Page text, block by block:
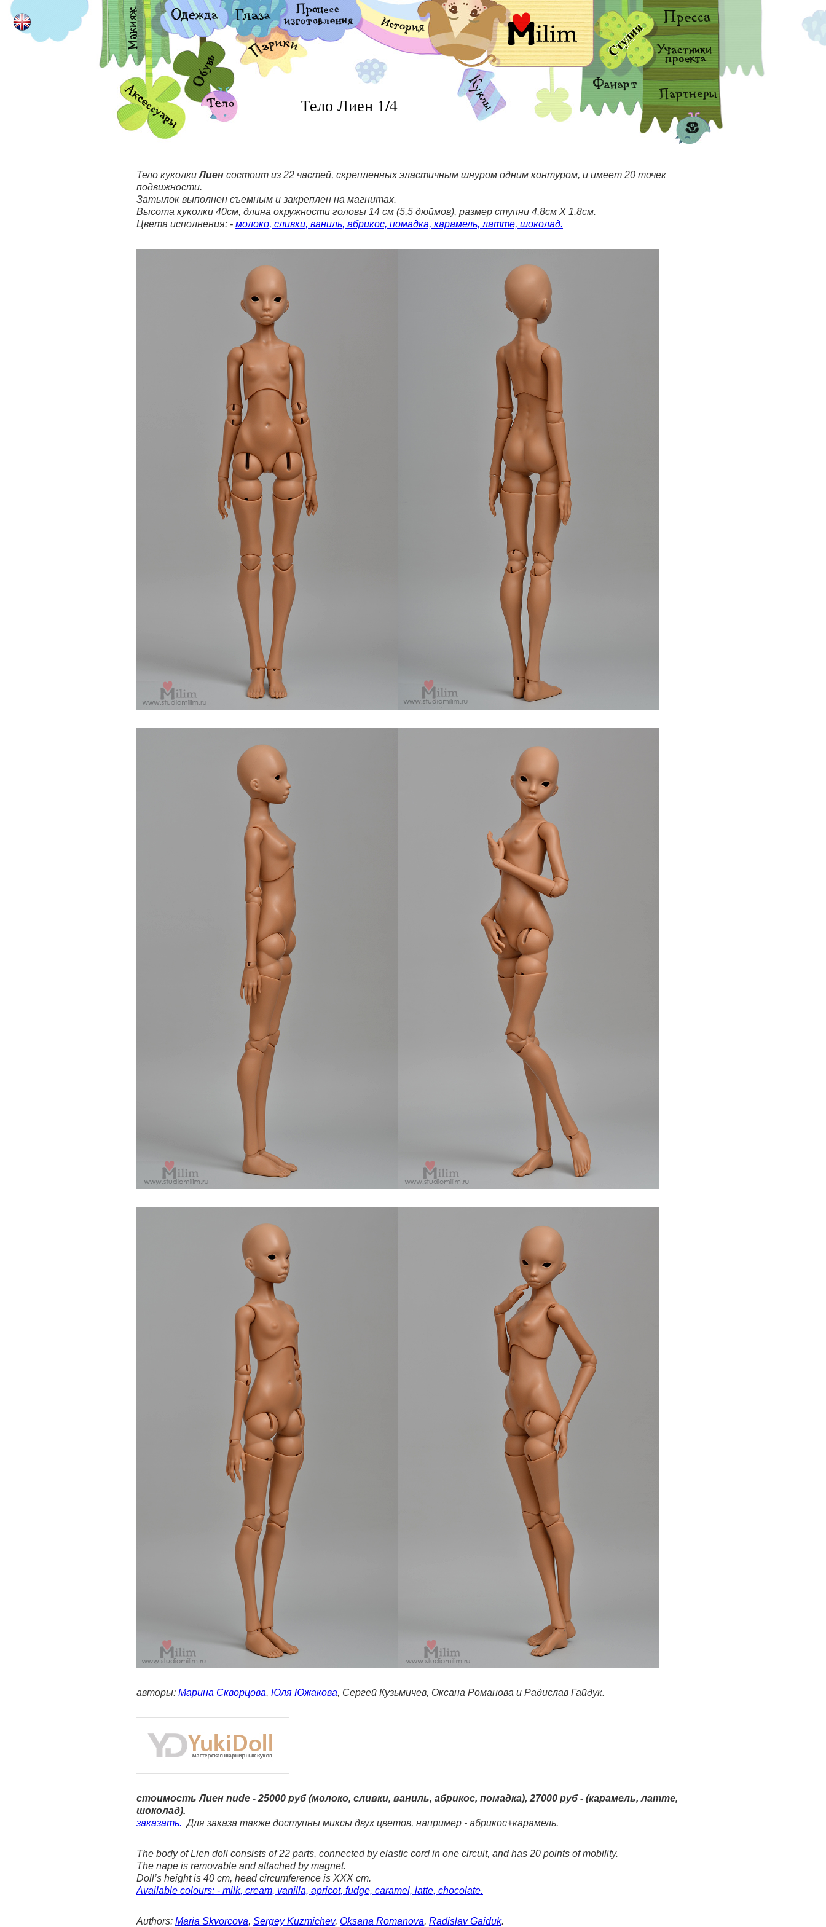
Тело Лиен 1/4
Тело куколкиЛиен состоит из 22 частей, скрепленных эластичным шнуром одним контуром, и имеет 20 точек
подвижности.
Затылок выполнен съемным и закреплен на магнитах.
Высота куколки 40см, длина окружности головы 14 см (5,5 дюймов), размер ступни 4,8см Х 1.8см.
Цвета исполнения: - молоко, сливки, ваниль, абрикос, помадка, карамель, латте, шоколад.
авторы: Марина Скворцова, Юля Южакова, Сергей Кузьмичев, Оксана Романова и Радислав Гайдук.
стоимость Лиен nude - 25000 руб (молоко, сливки, ваниль, абрикос, помадка), 27000 руб - (карамель, латте,
шоколад).
заказать. Для заказа также доступны миксы двух цветов, например - абрикос+карамель.
The body of Lien doll consists of 22 parts, connected by elastic cord in one circuit, and has 20 points of mobility.
The nape is removable and attached by magnet.
Doll’s height is 40 cm, head circumference is XXX cm.
Available colours: - milk, cream, vanilla, apricot, fudge, caramel, latte, chocolate.
Authors: Maria Skvorcova, Sergey Kuzmichev, Oksana Romanova, Radislav Gaiduk.